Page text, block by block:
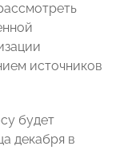
источников
будет
декабря в